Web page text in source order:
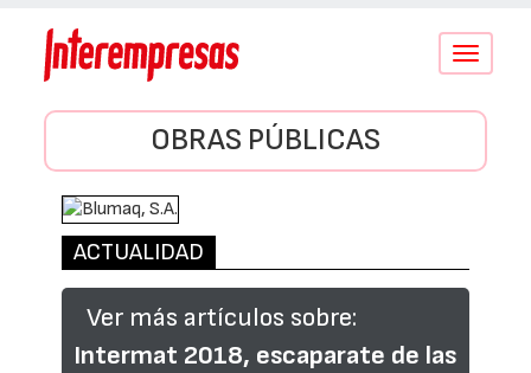
Conmutar
OBRAS PÚBLICAS
ACTUALIDAD
Ver más artículos sobre:
Intermat 2018, escaparate de las